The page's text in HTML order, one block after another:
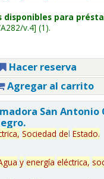
disponibles para
v.4 (1).
Hacer reserva
Agregar al carrito
San Antonio
Sociedad del Estado.
y energía eléctrica,